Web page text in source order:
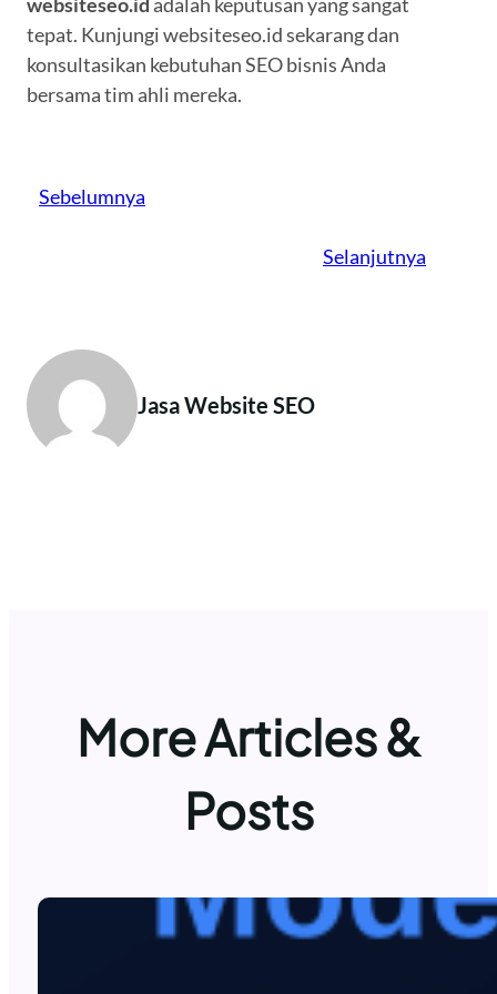
tepat. Kunjungi websiteseo.id sekarang dan
konsultasikan kebutuhan SEO bisnis Anda
bersama tim ahli mereka.
Sebelumnya
Selanjutnya
Jasa Website SEO
More Articles &
Posts